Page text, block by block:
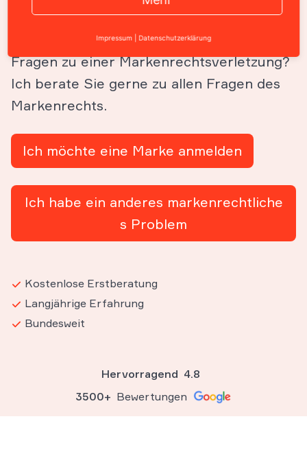
Sie möchten eine Marke anmelden,
übertragen oder löschen? Oder haben Sie
Fragen zu einer Markenrechtsverletzung?
Ich berate Sie gerne zu allen Fragen des
Markenrechts.
Ich möchte eine Marke anmelden
Ich habe ein anderes markenrechtliche
s Problem
Kostenlose Erstberatung
Langjährige Erfahrung
Bundesweit
Hervorragend 4.8
3500+ Bewertungen
Impressum Datenschutzerklärung